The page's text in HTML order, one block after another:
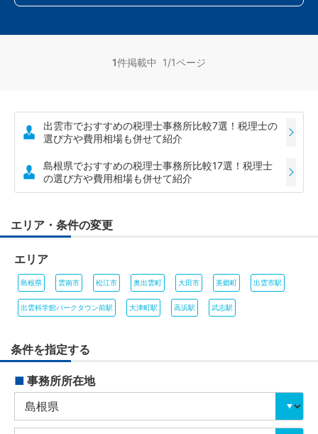
1件掲載中 1/1ページ
出雲市でおすすめの税理士事務所比較7選！税理士の
選び方や費用相場も併せて紹介
島根県でおすすめの税理士事務所比較17選！税理士
の選び方や費用相場も併せて紹介
エリア・条件の変更
エリア
島根県 雲南市 松江市 奥出雲町 大田市 美郷町 出雲市駅
出雲科学館パークタウン前駅 大津町駅 高浜駅 武志駅
条件を指定する
■ 事務所所在地